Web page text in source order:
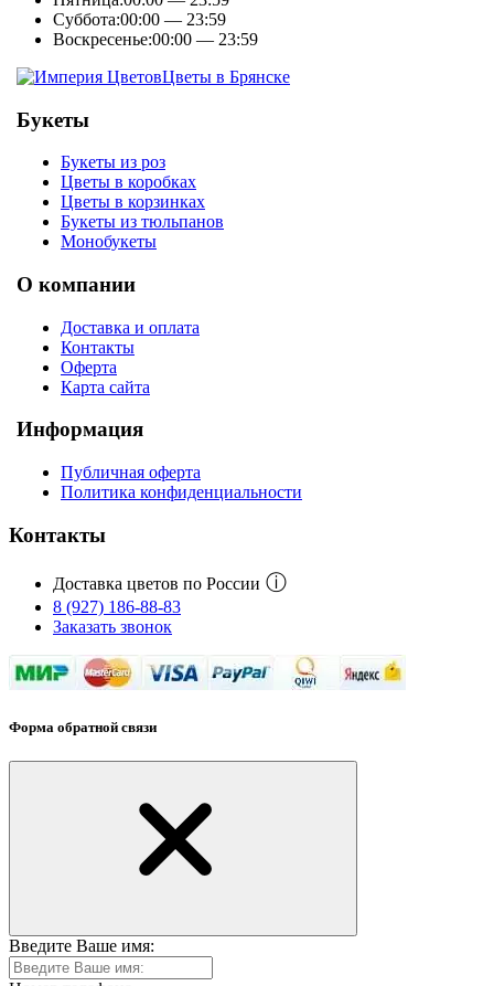
Суббота:00:00 — 23:59
Воскресенье:00:00 — 23:59
Цветы в Брянске
Букеты
Букеты из роз
Цветы в коробках
Цветы в корзинках
Букеты из тюльпанов
Монобукеты
О компании
Доставка и оплата
Контакты
Оферта
Карта сайта
Информация
Публичная оферта
Политика конфиденциальности
Контакты
Доставка цветов по России ⓘ
8 (927) 186-88-83
Заказать звонок
Форма обратной связи
Введите Ваше имя: